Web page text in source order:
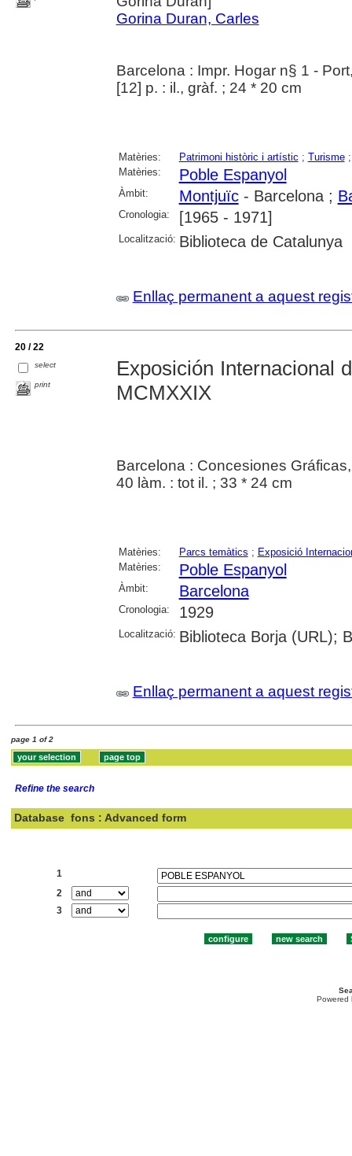
Gorina Duran, Carles
Barcelona : Impr. Hogar n§ 1 -
[12] p. : il., gràf. ; 24 * 20 cm
Matèries: Patrimoni històric i artístic ; Turisme
Matèries:
Poble Espanyol
Àmbit: Montjuïc- Barcelona ;
Cronologia: [1965 - 1971]
Localització: Biblioteca de Catalunya
Enllaç permanent a aquest
20 / 22
select
print
Exposición Internacional
MCMXXIX
Barcelona : Concesiones
40 làm. : tot il. ; 33 * 24 cm
Matèries: Parcs temàtics ; Exposició
Matèries:
Poble Espanyol
Àmbit: Barcelona
Cronologia: 1929
Localització: Biblioteca Borja (URL);
Enllaç permanent a aquest
page 1 of 2
Refine the search
Database fons : Advanced form
1
2
3